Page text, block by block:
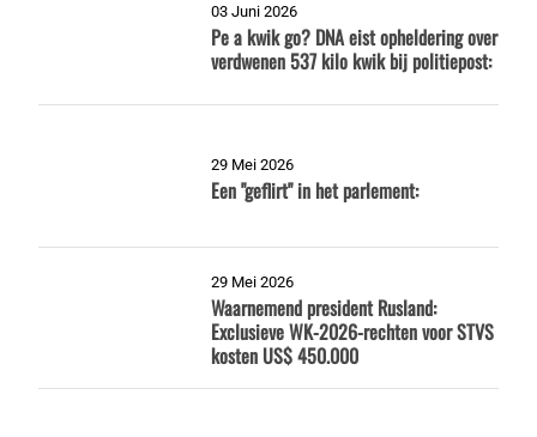
03 Juni 2026
Pe a kwik go? DNA eist opheldering over
verdwenen 537 kilo kwik bij politiepost:
29 Mei 2026
Een "geflirt" in het parlement:
29 Mei 2026
Waarnemend president Rusland:
Exclusieve WK-2026-rechten voor STVS
kosten US$ 450.000